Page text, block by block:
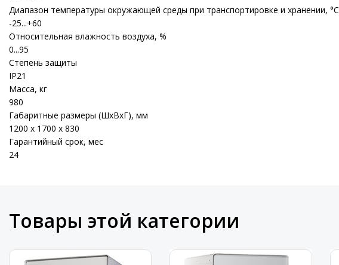
Диапазон температуры окружающей среды при транспортировке и хранении, °С
-25...+60
Относительная влажность воздуха, %
0...95
Степень защиты
IP21
Масса, кг
980
Габаритные размеры (ШхВхГ), мм
1200 х 1700 х 830
Гарантийный срок, мес
24
Товары этой категории